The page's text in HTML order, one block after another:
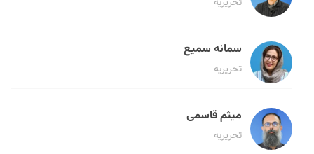
سمانه سمیع
تحریریه
میثم قاسمی
تحریریه